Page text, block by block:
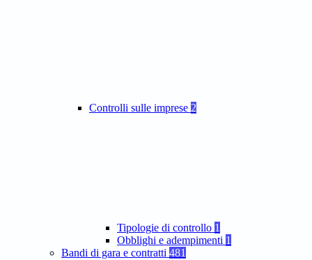
Controlli sulle imprese 2
Tipologie di controllo 1
Obblighi e adempimenti 1
Bandi di gara e contratti 481